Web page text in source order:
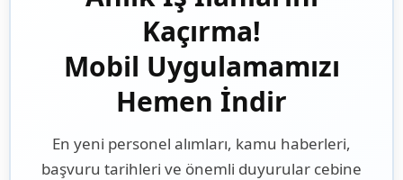
Kaçırma!
Mobil Uygulamamızı
Hemen İndir
En yeni personel alımları, kamu haberleri,
başvuru tarihleri ve önemli duyurular cebine